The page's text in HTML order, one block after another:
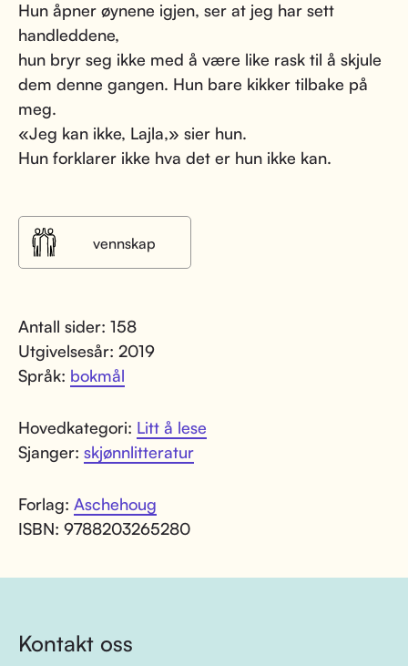
Hun åpner øynene igjen, ser at jeg har sett
handleddene,
hun bryr seg ikke med å være like rask til å skjule
dem denne gangen. Hun bare kikker tilbake på
meg.
«Jeg kan ikke, Lajla,» sier hun.
Hun forklarer ikke hva det er hun ikke kan.
vennskap
Antall sider: 158
Utgivelsesår: 2019
Språk: bokmål
Hovedkategori: Litt å lese
Sjanger: skjønnlitteratur
Forlag: Aschehoug
ISBN: 9788203265280
Kontakt oss